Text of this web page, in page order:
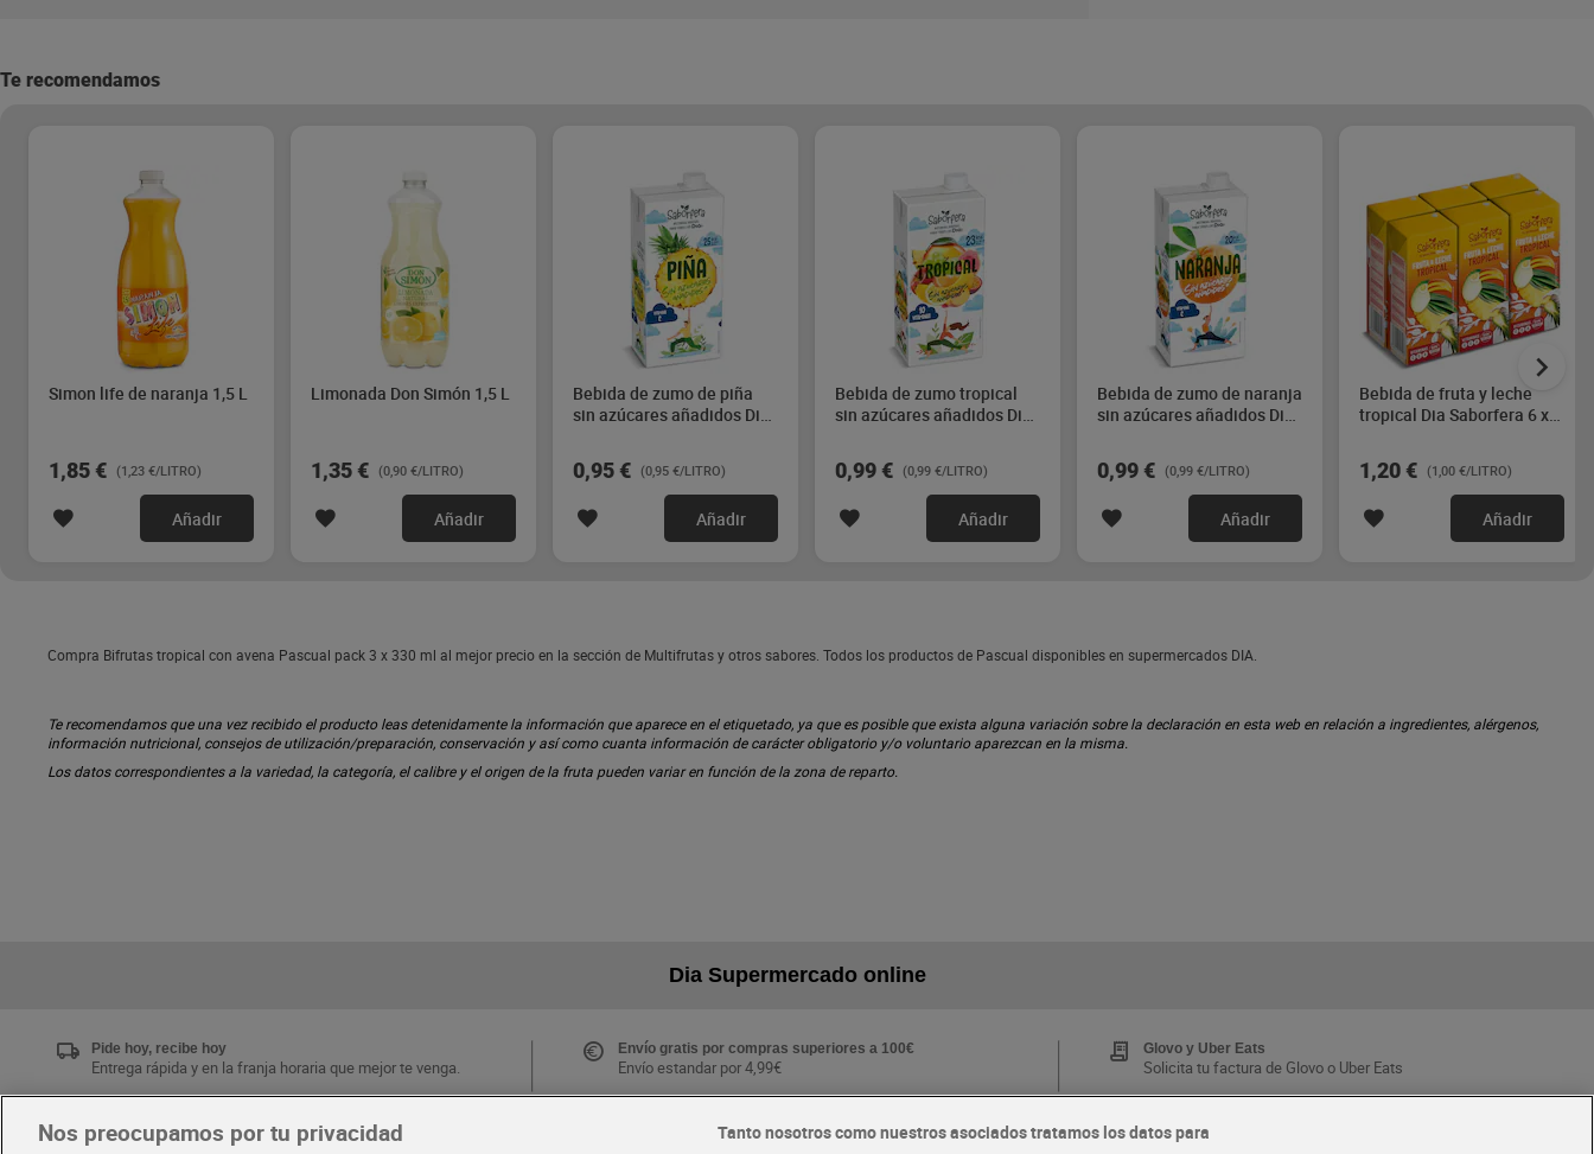
Te recomendamos
Simon life de naranja 1,5 L
1,85 € (1,23 €/LITRO)
Añadir
Limonada Don Simón 1,5 L
1,35 € (0,90 €/LITRO)
Añadir
Bebida de zumo de piña
sin azúcares añadidos Dia
0,95 € (0,95 €/LITRO)
Añadir
Bebida de zumo tropical
sin azúcares añadidos Dia
0,99 € (0,99 €/LITRO)
Añadir
Bebida de zumo de naranja
sin azúcares añadidos Dia
0,99 € (0,99 €/LITRO)
Añadir
Bebida de fruta y leche
tropical Dia Saborfera 6 x
1,20 € (1,00 €/LITRO)
Añadir
Compra Bifrutas tropical con avena Pascual pack 3 x 330 ml al mejor precio en la sección de Multifrutas y otros sabores. Todos los productos de Pascual disponibles en supermercados DIA.
Te recomendamos que una vez recibido el producto leas detenidamente la información que aparece en el etiquetado, ya que es posible que exista alguna variación sobre la declaración en esta web en relación a ingredientes, alérgenos,
información nutricional, consejos de utilización/preparación, conservación y así como cuanta información de carácter obligatorio y/o voluntario aparezcan en la misma.
Los datos correspondientes a la variedad, la categoría, el calibre y el origen de la fruta pueden variar en función de la zona de reparto.
Dia Supermercado online
Pide hoy, recibe hoy
Entrega rápida y en la franja horaria que mejor te venga.
Envío gratis por compras superiores a 100€
Envío estandar por 4,99€
Glovo y Uber Eats
Solicita tu factura de Glovo o Uber Eats
Nos preocupamos por tu privacidad
Tanto nosotros como nuestros asociados tratamos los datos para